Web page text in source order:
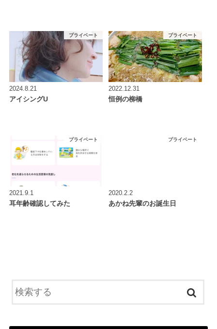
プライベート
2024.8.21
アイシングU
プライベート
2022.12.31
恒例の柳橋
プライベート
2021.9.1
耳年齢確認してみた
プライベート
2020.2.2
あかね先輩のお誕生日